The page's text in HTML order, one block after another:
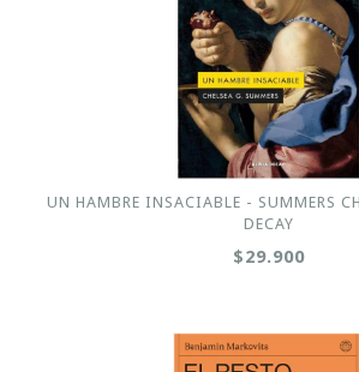
UN HAMBRE INSACIABLE - SUMMERS
DECAY
$29.900